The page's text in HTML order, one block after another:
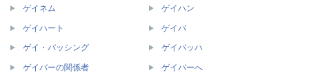
ゲイネム ゲイハン
ゲイハート ゲイバ
ゲイ・バッシング ゲイバッハ
ゲイバーの関係者 ゲイバーへ